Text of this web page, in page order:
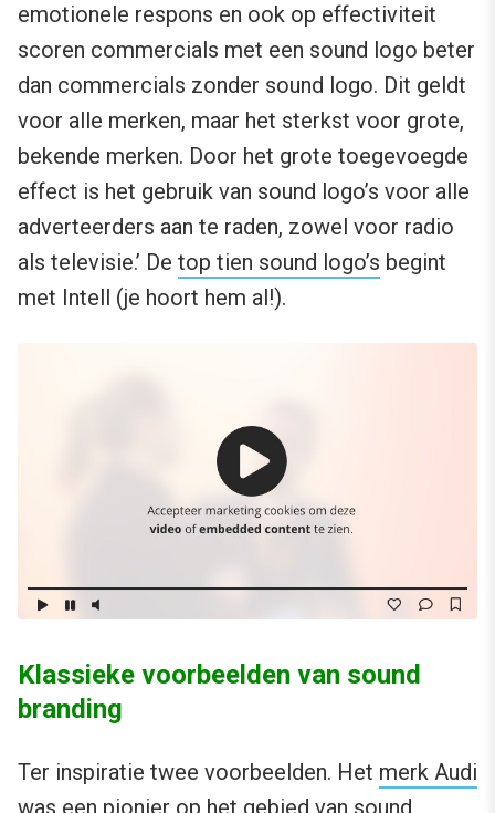
emotionele respons en ook op effectiviteit
scoren commercials met een sound logo beter
dan commercials zonder sound logo. Dit geldt
voor alle merken, maar het sterkst voor grote,
bekende merken. Door het grote toegevoegde
effect is het gebruik van sound logo’s voor alle
adverteerders aan te raden, zowel voor radio
als televisie.’ De top tien sound logo’s begint
met Intell (je hoort hem al!).
Klassieke voorbeelden van sound
branding
Ter inspiratie twee voorbeelden. Het merk Audi
was een pionier op het gebied van sound